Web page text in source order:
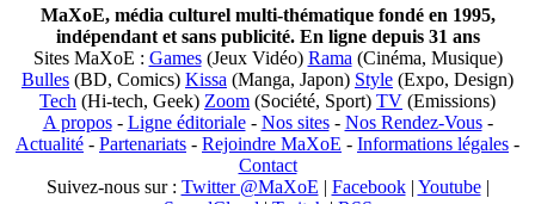
MaXoE, média culturel multi-thématique fondé en 1995,
indépendant et sans publicité. En ligne depuis 31 ans
Sites MaXoE : Games(Jeux Vidéo) Rama (Cinéma, Musique)
Bulles (BD, Comics) Kissa (Manga, Japon) Style (Expo, Design)
Tech (Hi-tech, Geek) Zoom (Société, Sport) TV (Emissions)
A propos- Ligne éditoriale- Nos sites- Nos Rendez-Vous-
Actualité - Partenariats - Rejoindre MaXoE - Informations légales -
Contact
Suivez-nous sur : Twitter @MaXoE | Facebook| Youtube|